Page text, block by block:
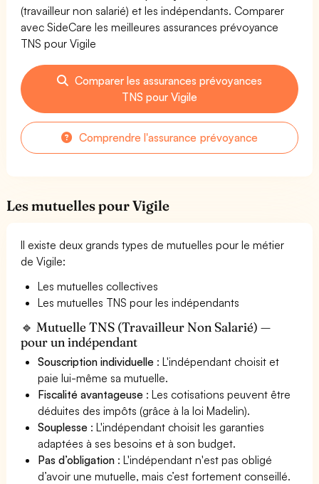
(travailleur non salarié) et les indépendants. Comparer
avec SideCare les meilleures assurances prévoyance
TNS pour Vigile
Comparer les assurances prévoyances
TNS pour Vigile
Comprendre l'assurance prévoyance
Les mutuelles pour Vigile
Il existe deux grands types de mutuelles pour le métier
de Vigile:
Les mutuelles collectives
Les mutuelles TNS pour les indépendants
🔹 Mutuelle TNS (Travailleur Non Salarié) —
pour un indépendant
Souscription individuelle : L'indépendant choisit et
paie lui-même sa mutuelle.
Fiscalité avantageuse : Les cotisations peuvent être
déduites des impôts (grâce à la loi Madelin).
Souplesse : L'indépendant choisit les garanties
adaptées à ses besoins et à son budget.
Pas d’obligation : L'indépendant n'est pas obligé
d’avoir une mutuelle, mais c’est fortement conseillé.